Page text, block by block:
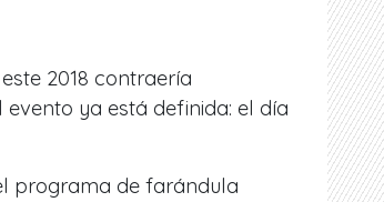
2018 contraería
ya está definida: el día
programa de farándula